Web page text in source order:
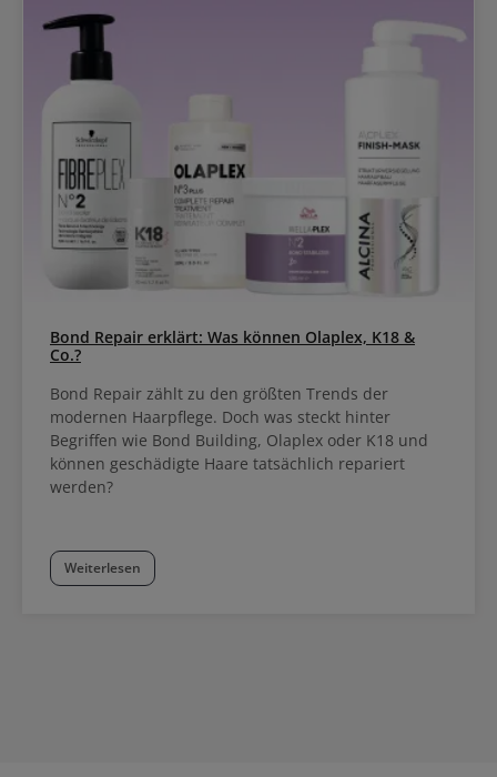
Auftrag von der Gesichtsmitte nach außen kann hilfreich sein.Für
Bond Repair erklärt: Was können Olaplex, K18 &
Co.?
Bond Repair zählt zu den größten Trends der
modernen Haarpflege. Doch was steckt hinter
Begriffen wie Bond Building, Olaplex oder K18 und
können geschädigte Haare tatsächlich repariert
werden?
Weiterlesen